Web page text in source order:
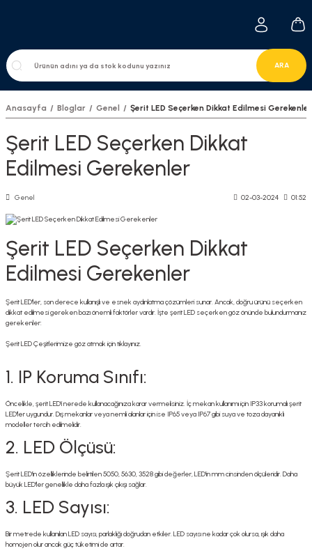
ARA
Anasayfa Bloglar Genel Şerit LED Seçerken Dikkat Edilmesi Gerekenler
Şerit LED Seçerken Dikkat
Edilmesi Gerekenler
Genel 02-03-2024 01:52
Şerit LED Seçerken Dikkat
Edilmesi Gerekenler
Şerit LED'ler, son derece kullanışlı ve esnek aydınlatma çözümleri sunar. Ancak, doğru ürünü seçerken
dikkat edilmesi gereken bazı önemli faktörler vardır. İşte şerit LED seçerken göz önünde bulundurmanız
gerekenler:
Şerit LED Çeşitlerimize göz atmak için tıklayınız.
1. IP Koruma Sınıfı:
Öncelikle, şerit LED'i nerede kullanacağınıza karar vermelisiniz. İç mekan kullanımı için IP33 korumalı şerit
LED'ler uygundur. Dış mekanlar veya nemli alanlar için ise IP65 veya IP67 gibi suya ve toza dayanıklı
modeller tercih edilmelidir.
2. LED Ölçüsü:
Şerit LED'in özelliklerinde belirtilen 5050, 5630, 3528 gibi değerler, LED'in mm cinsinden ölçüleridir. Daha
büyük LED'ler genellikle daha fazla ışık çıkışı sağlar.
3. LED Sayısı:
Bir metrede kullanılan LED sayısı, parlaklığı doğrudan etkiler. LED sayısı ne kadar çok olursa, ışık daha
homojen olur ancak güç tüketimi de artar.